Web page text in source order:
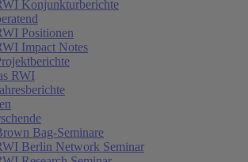
Konjunkturberichte
Positionen
Impact Notes
RWI
Bag-Seminare
Berlin Network Seminar